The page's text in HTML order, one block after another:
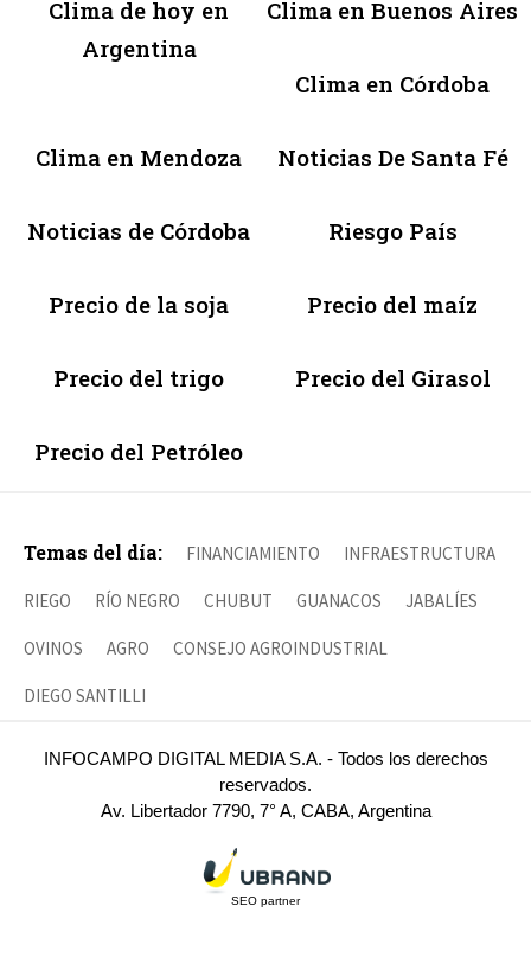
Clima de hoy en
Argentina
Clima en Buenos Aires
Clima en Córdoba
Clima en Mendoza Noticias De Santa Fé
Noticias de Córdoba Riesgo País
Precio de la soja Precio del maíz
Precio del trigo Precio del Girasol
Precio del Petróleo
Temas del día: FINANCIAMIENTO INFRAESTRUCTURA
RIEGO RÍO NEGRO CHUBUT GUANACOS JABALÍES
OVINOS AGRO CONSEJO AGROINDUSTRIAL
DIEGO SANTILLI
INFOCAMPO DIGITAL MEDIA S.A. - Todos los derechos
reservados.
Av. Libertador 7790, 7° A, CABA, Argentina
SEO partner